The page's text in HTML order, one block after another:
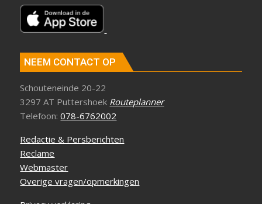
NEEM CONTACT OP
Schouteneinde 20-22
3297 AT Puttershoek Routeplanner
Telefoon:078-6762002
Redactie & Persberichten
Reclame
Webmaster
Overige vragen/opmerkingen